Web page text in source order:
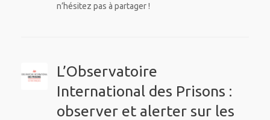
n’hésitez pas à partager !
L’Observatoire
International des Prisons :
observer et alerter sur les